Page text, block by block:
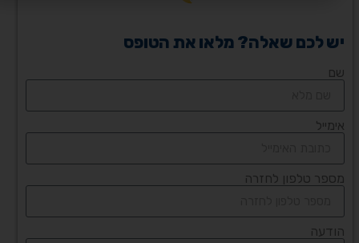
יש לכם שאלה? מלאו את הטופס
שם
אימייל
מספר טלפון לחזרה
הודעה